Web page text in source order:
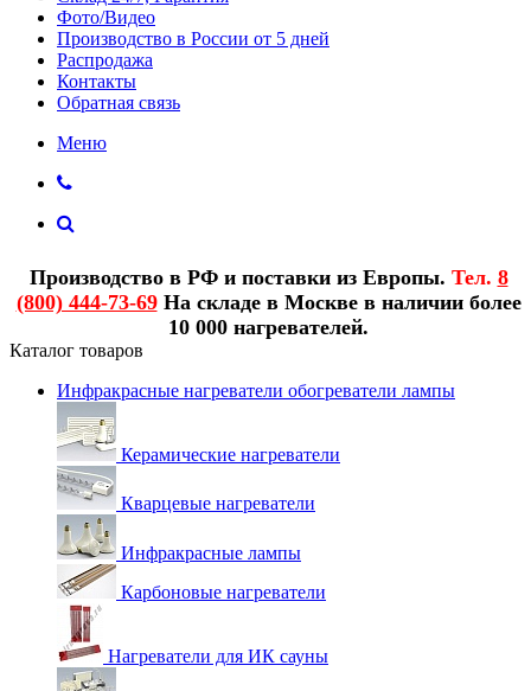
Фото/Видео
Производство в России от 5 дней
Распродажа
Контакты
Обратная связь
Меню
Производство в РФ и поставки из Европы. Тел. 8
(800) 444-73-69На складе в Москве в наличии более
10 000 нагревателей.
Каталог товаров
Инфракрасные нагреватели обогреватели лампы
Керамические нагреватели
Кварцевые нагреватели
Инфракрасные лампы
Карбоновые нагреватели
Нагреватели для ИК сауны